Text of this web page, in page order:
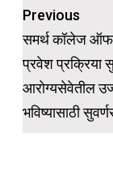
Post
Previous
समर्थ कॉलेज ऑफ
प्रवेश प्रक्रिया
आरोग्यसेवेतील
भविष्यासाठी